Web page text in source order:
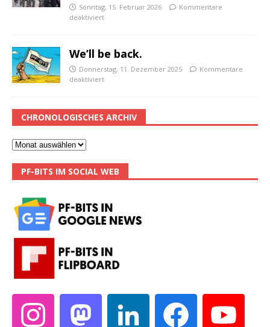
Sonntag, 15. Februar 2026
Kommentare
deaktiviert
We’ll be back.
Donnerstag, 11. Dezember 2025
Kommentare
deaktiviert
CHRONOLOGISCHES ARCHIV
PF-BITS IM SOCIAL WEB